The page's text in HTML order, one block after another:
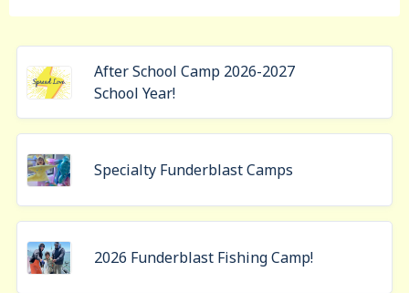
After School Camp 2026-2027
School Year!
Specialty Funderblast Camps
2026 Funderblast Fishing Camp!